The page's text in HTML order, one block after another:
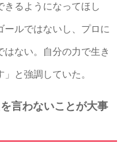
きるようになってほし
ールではないし、プロに
ない。自分の力で生き
と強調していた。
言わないことが大事